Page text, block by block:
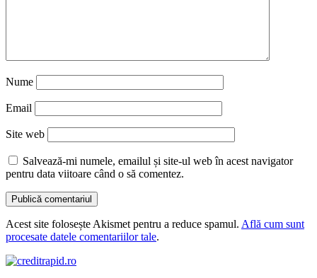
Nume
Email
Site web
Salvează-mi numele, emailul și site-ul web în acest navigator
pentru data viitoare când o să comentez.
Acest site folosește Akismet pentru a reduce spamul. Află cum sunt
procesate datele comentariilor tale.